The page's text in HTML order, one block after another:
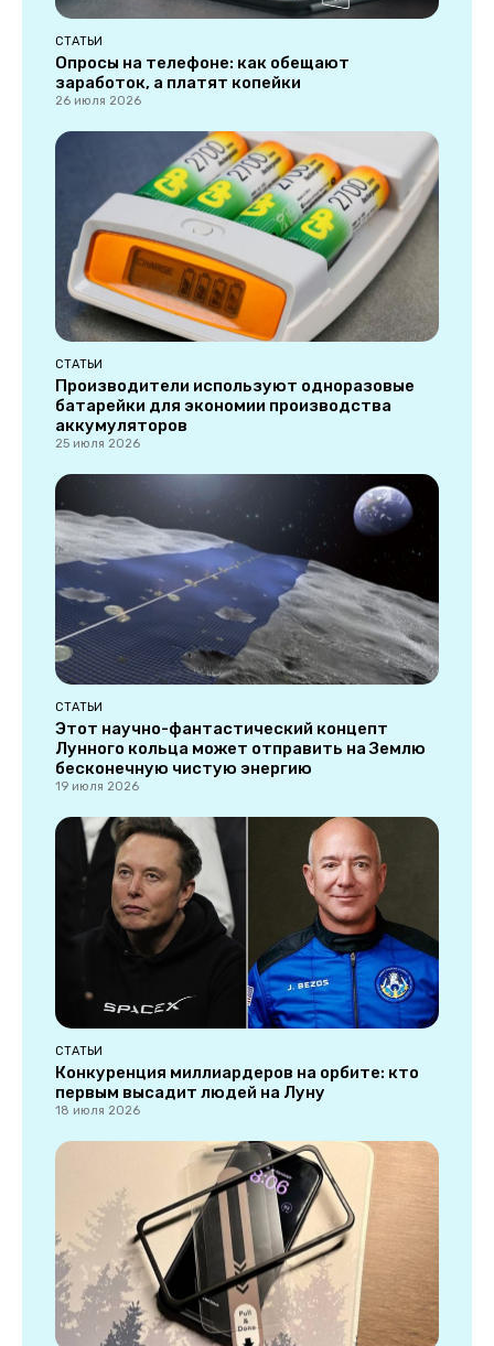
СТАТЬИ
Опросы на телефоне: как обещают
заработок, а платят копейки
26 июля 2026
СТАТЬИ
Производители используют одноразовые
батарейки для экономии производства
аккумуляторов
25 июля 2026
СТАТЬИ
Этот научно-фантастический концепт
Лунного кольца может отправить на Землю
бесконечную чистую энергию
19 июля 2026
СТАТЬИ
Конкуренция миллиардеров на орбите: кто
первым высадит людей на Луну
18 июля 2026